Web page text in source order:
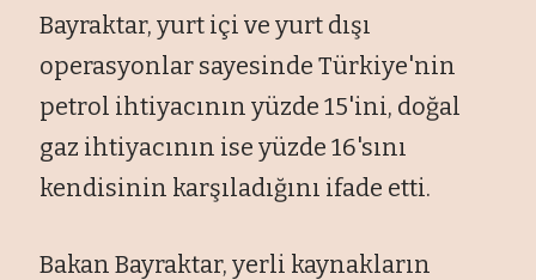
Bayraktar, yurt içi ve yurt dışı
operasyonlar sayesinde Türkiye'nin
petrol ihtiyacının yüzde 15'ini, doğal
gaz ihtiyacının ise yüzde 16'sını
kendisinin karşıladığını ifade etti.
Bakan Bayraktar, yerli kaynakların